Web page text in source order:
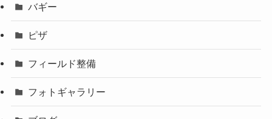
バギー
ピザ
フィールド整備
フォトギャラリー